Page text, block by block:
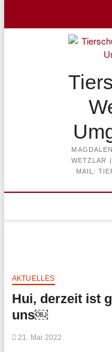
content
WETZLAR
MAIL:
AKTUELLES
Hui, derzeit ist
uns￼
21. Mai 2022